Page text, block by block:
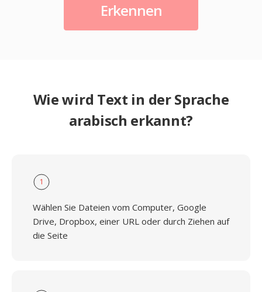
Erkennen
Wie wird Text in der Sprache
arabisch erkannt?
1
Wählen Sie Dateien vom Computer, Google
Drive, Dropbox, einer URL oder durch Ziehen auf
die Seite